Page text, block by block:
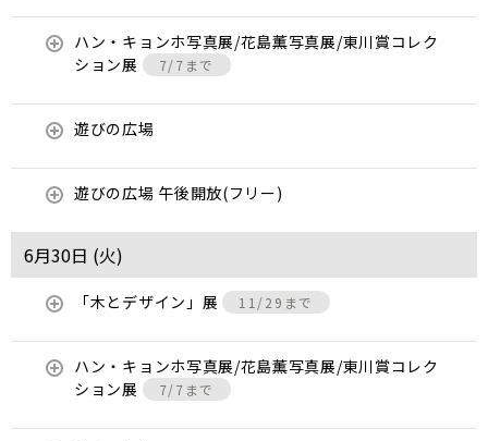
ハン・キョンホ写真展/花島薫写真展/東川賞コレク
ション展
7/7まで
遊びの広場
遊びの広場 午後開放(フリー)
6月30日 (火)
「木とデザイン」展 11/29まで
ハン・キョンホ写真展/花島薫写真展/東川賞コレク
ション展
7/7まで